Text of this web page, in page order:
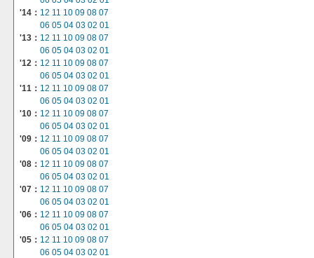
'14： 12 11 10 09 08 07
06 05 04 03 02 01
'13： 12 11 10 09 08 07
06 05 04 03 02 01
'12： 12 11 10 09 08 07
06 05 04 03 02 01
'11： 12 11 10 09 08 07
06 05 04 03 02 01
'10： 12 11 10 09 08 07
06 05 04 03 02 01
'09： 12 11 10 09 08 07
06 05 04 03 02 01
'08： 12 11 10 09 08 07
06 05 04 03 02 01
'07： 12 11 10 09 08 07
06 05 04 03 02 01
'06： 12 11 10 09 08 07
06 05 04 03 02 01
'05： 12 11 10 09 08 07
06 05 04 03 02 01